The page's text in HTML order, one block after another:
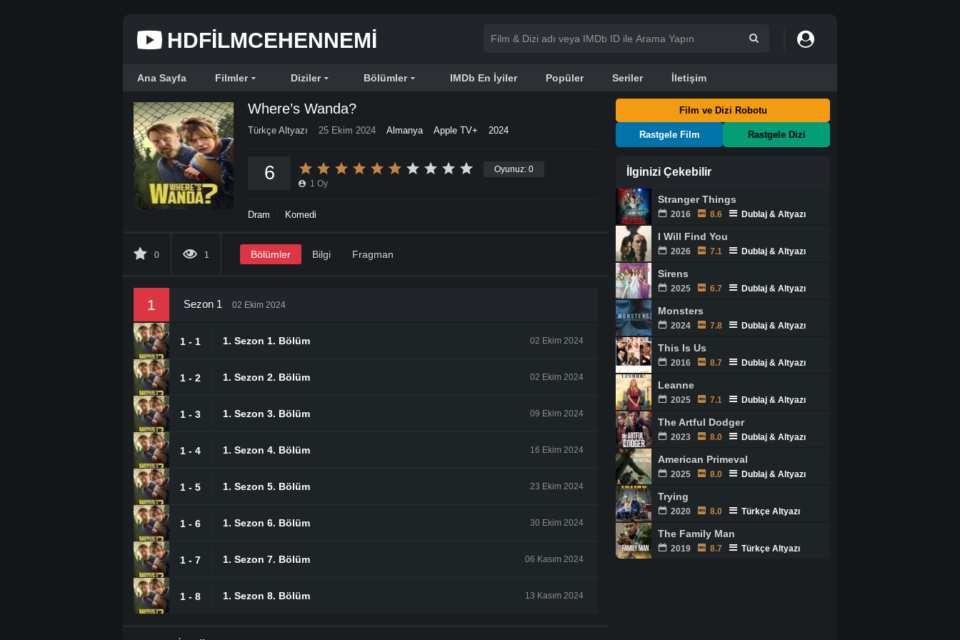
HDFILMCEHENNEMI
Ana Sayfa Filmler Diziler Bölümler IMDb En İyiler Popüler Seriler İletişim
Where’s Wanda?
Türkçe Altyazı 25 Ekim 2024 Almanya Apple TV+ 2024
Oyunuz: 0
6 1 Oy
Dram Komedi
0 1 Bölümler Bilgi Fragman
1 Sezon 1 02 Ekim 2024
1 - 1 1. Sezon 1. Bölüm 02 Ekim 2024
1 - 2 1. Sezon 2. Bölüm 02 Ekim 2024
1 - 3 1. Sezon 3. Bölüm 09 Ekim 2024
1 - 4 1. Sezon 4. Bölüm 16 Ekim 2024
1 - 5 1. Sezon 5. Bölüm 23 Ekim 2024
1 - 6 1. Sezon 6. Bölüm 30 Ekim 2024
1 - 7 1. Sezon 7. Bölüm 06 Kasım 2024
1 - 8 1. Sezon 8. Bölüm 13 Kasım 2024
Film ve Dizi Robotu
Rastgele Film Rastgele Dizi
İlginizi Çekebilir
Stranger Things
2016 8.6 Dublaj & Altyazı
I Will Find You
2026 7.1 Dublaj & Altyazı
Sirens
2025 6.7 Dublaj & Altyazı
Monsters
2024 7.8 Dublaj & Altyazı
This Is Us
2016 8.7 Dublaj & Altyazı
Leanne
2025 7.1 Dublaj & Altyazı
The Artful Dodger
2023 8.0 Dublaj & Altyazı
American Primeval
2025 8.0 Dublaj & Altyazı
Trying
2020 8.0 Türkçe Altyazı
The Family Man
2019 8.7 Türkçe Altyazı